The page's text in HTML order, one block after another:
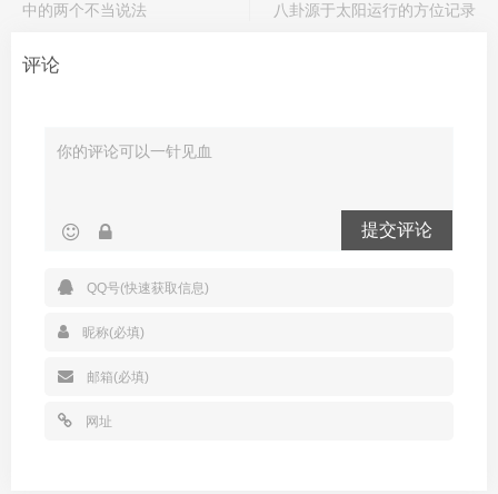
中的两个不当说法
八卦源于太阳运行的方位记录
评论
提交评论